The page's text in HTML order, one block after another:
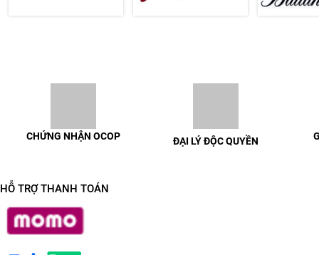
CHỨNG NHẬN OCOP ĐẠI LÝ ĐỘC QUYỀN
HỖ TRỢ THANH TOÁN